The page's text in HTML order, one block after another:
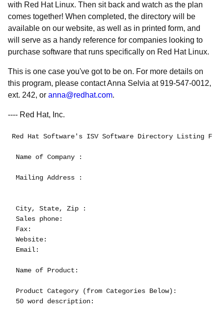
with Red Hat Linux. Then sit back and watch as the plan
comes together! When completed, the directory will be
available on our website, as well as in printed form, and
will serve as a handy reference for companies looking to
purchase software that runs specifically on Red Hat Linux.
This is one case you've got to be on. For more details on
this program, please contact Anna Selvia at 919-547-0012,
ext. 242, or anna@redhat.com.
---- Red Hat, Inc.
Red Hat Software's ISV Software Directory Listing
Name of Company :
Mailing Address :
City, State, Zip :
Sales phone:
Fax:
Website:
Email:
Name of Product:
Product Category (from Categories Below):
50 word description: